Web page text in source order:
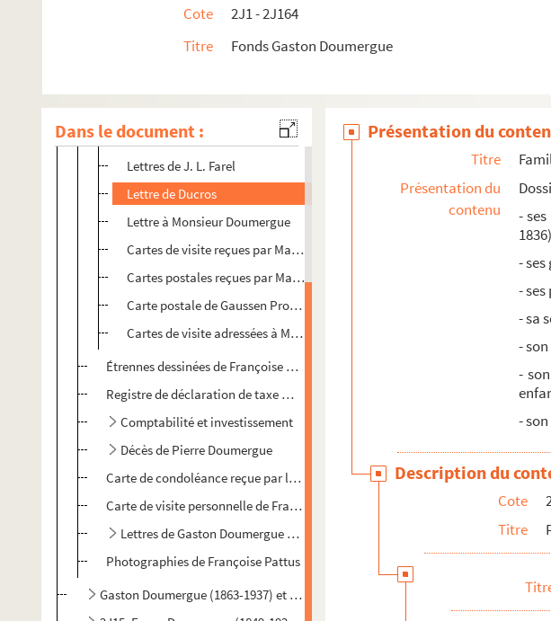
Cote
2J1 - 2J164
Titre
Fonds Gaston Doumergue
Dans le document :
2J3. Pierre Doumergue (1824-1891) et Françoise Pattus (1826 - 1920)
Copie de l'acte de mariage de Pierre Doumergue et Françoise Pattus
Correspondance générale
Lettres des Messageries Nationales et Internationales
Lettres de J. L. Farel
Lettre de Ducros
Lettre à Monsieur Doumergue
Cartes de visite reçues par Madame Doumergue
Cartes postales reçues par Madame Doumergue
Carte postale de Gaussen Proude
Cartes de visite adressées à Madame Veuve Doumergue et à Madame Combe
Étrennes dessinées de Françoise Pattus à ses parents, Fabrègue Pattus et
Registre de déclaration de taxe municipale sur les chiens
Comptabilité et investissement
Décès de Pierre Doumergue
Carte de condoléance reçue par la famille au décès de Françoise Pattus
Carte de visite personnelle de Françoise Pattus Veuve Doumergue
Lettres de Gaston Doumergue à sa mère
Photographies de Françoise Pattus
Gaston Doumergue (1863-1937) et Jeanne Gaussal (1879-1963)
Présentation du
Titre
Présentation du
contenu
-
1836)
-
-
- sa
-
-
-
Description du
Cote
Titre